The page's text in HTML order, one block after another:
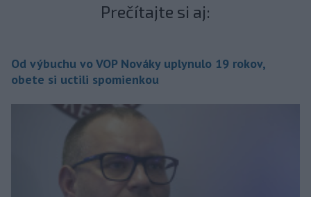
Prečítajte si aj:
Od výbuchu vo VOP Nováky uplynulo 19 rokov,
obete si uctili spomienkou